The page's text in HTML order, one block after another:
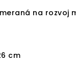
na rozvoj
cm